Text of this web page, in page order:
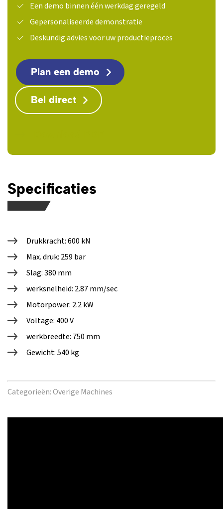
Een demo binnen één werkdag geregeld
Gepersonaliseerde demonstratie
Deskundig advies voor uw productieproces
Plan een demo
Bel direct
Specificaties
Drukkracht: 600 kN
Max. druk: 259 bar
Slag: 380 mm
werksnelheid: 2.87 mm/sec
Motorpower: 2.2 kW
Voltage: 400 V
werkbreedte: 750 mm
Gewicht: 540 kg
Categorieën:Overige Machines